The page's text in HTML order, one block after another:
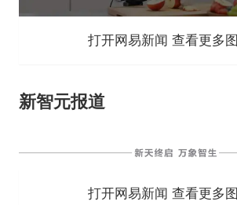
打开网易新闻 查看更多
新智元报道
打开网易新闻 查看更多